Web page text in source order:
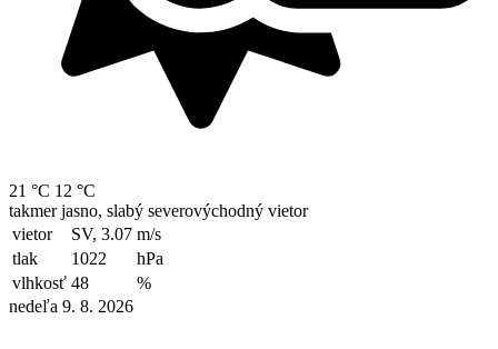
21 °C 12 °C
takmer jasno, slabý severovýchodný vietor
vietor
SV, 3.07 m/s
tlak
1022
hPa
vlhkosť 48
%
nedeľa 9. 8. 2026